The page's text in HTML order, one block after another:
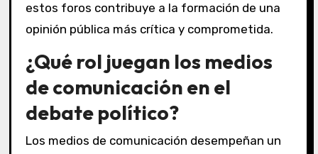
estos foros contribuye a la formación de una
opinión pública más crítica y comprometida.
¿Qué rol juegan los medios
de comunicación en el
debate político?
Los medios de comunicación desempeñan un